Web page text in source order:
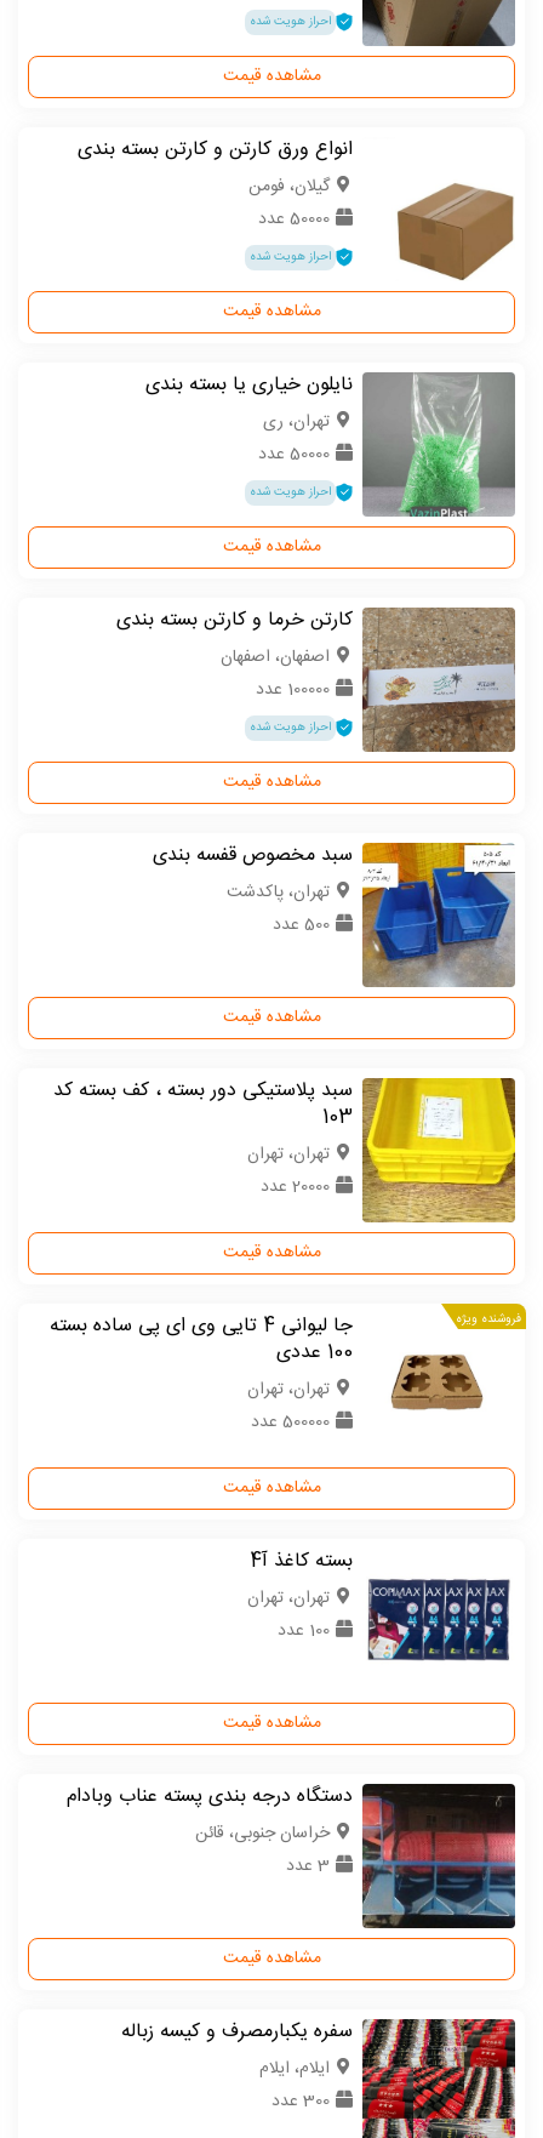
احراز هویت شده
مشاهده قیمت
انواع ورق کارتن و کارتن بسته بندی
گیلان، فومن
50000 عدد
احراز هویت شده
مشاهده قیمت
نایلون خیاری یا بسته بندی
تهران، ری
50000 عدد
احراز هویت شده
مشاهده قیمت
کارتن خرما و کارتن بسته بندی
اصفهان، اصفهان
100000 عدد
احراز هویت شده
مشاهده قیمت
سبد مخصوص قفسه بندی
تهران، پاکدشت
500 عدد
مشاهده قیمت
سبد پلاستیکی دور بسته ، کف بسته کد
103
تهران، تهران
20000 عدد
مشاهده قیمت
فروشنده ویژه
جا لیوانی 4 تایی وی ای پی ساده بسته
100 عددی
تهران، تهران
500000 عدد
مشاهده قیمت
بسته کاغذ آ4
تهران، تهران
100 عدد
مشاهده قیمت
دستگاه درجه بندی پسته عناب وبادام
خراسان جنوبی، قائن
3 عدد
مشاهده قیمت
سفره یکبارمصرف و کیسه زباله
ایلام، ایلام
300 عدد